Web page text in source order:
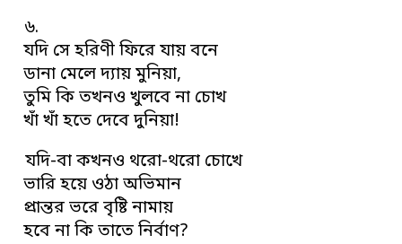
৬.
যদি সে হরিণী ফিরে যায় বনে
ডানা মেলে দ্যায় মুনিয়া,
তুমি কি তখনও খুলবে না চোখ
খাঁ খাঁ হতে দেবে দুনিয়া!
যদি-বা কখনও থরো-থরো চোখে
ভারি হয়ে ওঠা অভিমান
প্রান্তর ভরে বৃষ্টি নামায়
হবে না কি তাতে নির্বাণ?